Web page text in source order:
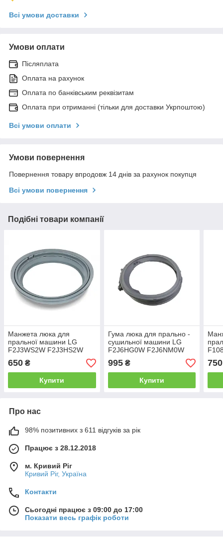
Всі умови доставки
Умови оплати
Післяплата
Оплата на рахунок
Оплата по банківським реквізитам
Оплата при отриманні (тільки для доставки Укрпоштою)
Всі умови оплати
Умови повернення
Повернення товару впродовж 14 днів за рахунок покупця
Всі умови повернення
Подібні товари компанії
Манжета люка для
пральної машини LG
F2J3WS2W F2J3HS2W
FH0J3NDN0 F2J3HS8J
650 ₴
Купити
Гума люка для прально -
сушильної машини LG
F2J6HG0W F2J6NM0W
995₴
Купити
750
Про нас
98% позитивних з 611 відгуків за рік
Працює з 28.12.2018
м. Кривий Ріг
Кривий Ріг, Україна
Контакти
Сьогодні працює з 09:00 до 17:00
Показати весь графік роботи